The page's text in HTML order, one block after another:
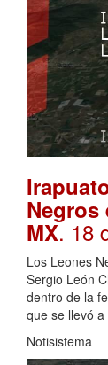
Negros
MX. 18
Los Leones
Sergio León
dentro de la
que se llevó
Notisistema